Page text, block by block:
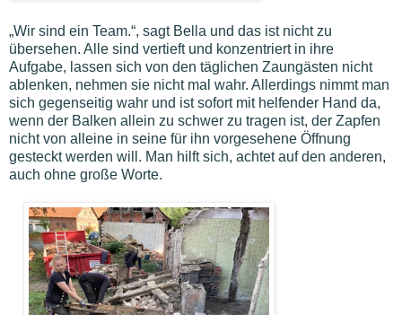
„Wir sind ein Team.“, sagt Bella und das ist nicht zu
übersehen. Alle sind vertieft und konzentriert in ihre
Aufgabe, lassen sich von den täglichen Zaungästen nicht
ablenken, nehmen sie nicht mal wahr. Allerdings nimmt man
sich gegenseitig wahr und ist sofort mit helfender Hand da,
wenn der Balken allein zu schwer zu tragen ist, der Zapfen
nicht von alleine in seine für ihn vorgesehene Öffnung
gesteckt werden will. Man hilft sich, achtet auf den anderen,
auch ohne große Worte.